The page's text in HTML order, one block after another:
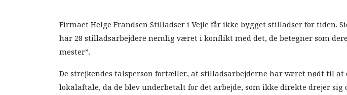
Firmaet Helge Frandsen Stilladser i Vejle får ikke bygget stilladser for tiden.
har 28 stilladsarbejdere nemlig været i konflikt med det, de betegner som
mester”.
De strejkendes talsperson fortæller, at stilladsarbejderne har været nødt til at
lokalaftale, da de blev underbetalt for det arbejde, som ikke direkte drejer sig